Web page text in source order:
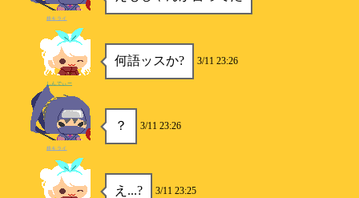
柊キライ
何語ッスか? 3/11 23:26
しんでぃー
？ 3/11 23:26
柊キライ
え...? 3/11 23:25